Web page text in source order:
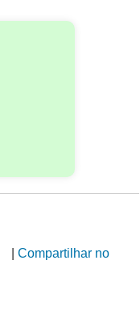
Compartilhar no